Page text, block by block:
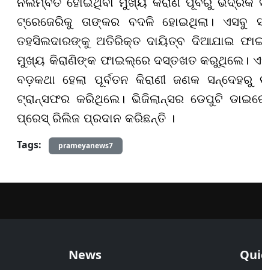
ଟ୍ରେଜେରିକୁ ତାଙ୍କର ବଦଳି ହୋଇଥିଲା। ଏସବୁ
ତହସିଲଦାରଙ୍କୁ ଅତିରିକ୍ତ ଦାୟିତ୍ବ ଦିଆଯାଇ
ମୁଖ୍ୟ କିରାଣିଙ୍କ ଫାଇଲ୍ରେ ଦସ୍ତଖତ କରୁଥିଲେ।
ବଡ଼କଥା ହେଲା ପୂର୍ବତନ କିରାଣୀ ଜଣକ ସନ୍ଦେହରୁ
ଟ୍ରାନ୍ସଫର କରିଥିଲେ। ଭିଜିଲାନ୍ସର ଡେପୁଟି
ପ୍ରେସ୍ ରିଲିଜ ପ୍ରଦାନ କରିଛନ୍ତି ।
Tags:
prameyanews7
News